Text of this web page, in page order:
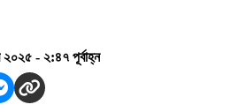
২০২৫ - ২:৪৭ পূর্বাহ্ন